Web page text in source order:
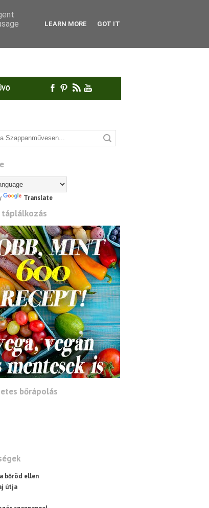
Translate
bőrápolás
bőröd ellen
útja
LEARN MORE GOT IT